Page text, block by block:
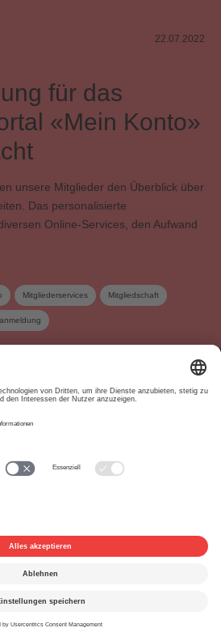
22.07.2022
für das
«Mein Konto»
unsere Mitglieder den Überblick über
Das personalisierte
Online-Services, den Aufwand
Mitgliederservices Mitgliedschaft
uns
Einstellungen